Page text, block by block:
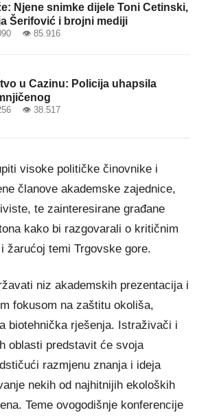
Njene snimke dijele Toni Cetinski,
Šerifović i brojni mediji
👁 85.916
u Cazinu: Policija uhapsila
👁 38.517
visoke političke činovnike i
članove akademske zajednice,
te zainteresirane građane
kako bi razgovarali o kritičnim
žarućoj temi Trgovske gore.
niz akademskih prezentacija i
fokusom na zaštitu okoliša,
biotehnička rješenja. Istraživači i
oblasti predstavit će svoja
razmjenu znanja i ideja
nekih od najhitnijih ekoloških
Teme ovogodišnje konferencije